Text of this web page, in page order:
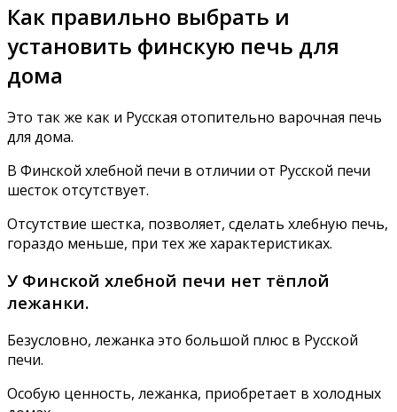
Как правильно выбрать и
установить финскую печь для
дома
Это так же как и Русская отопительно варочная печь
для дома.
В Финской хлебной печи в отличии от Русской печи
шесток отсутствует.
Отсутствие шестка, позволяет, сделать хлебную печь,
гораздо меньше, при тех же характеристиках.
У Финской хлебной печи нет тёплой
лежанки.
Безусловно, лежанка это большой плюс в Русской
печи.
Особую ценность, лежанка, приобретает в холодных